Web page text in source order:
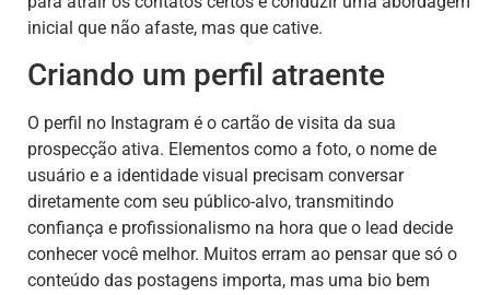
inicial que não afaste, mas que cative.
Criando um perfil atraente
O perfil no Instagram é o cartão de visita da sua
prospecção ativa. Elementos como a foto, o nome de
usuário e a identidade visual precisam conversar
diretamente com seu público-alvo, transmitindo
confiança e profissionalismo na hora que o lead decide
conhecer você melhor. Muitos erram ao pensar que só o
conteúdo das postagens importa, mas uma bio bem